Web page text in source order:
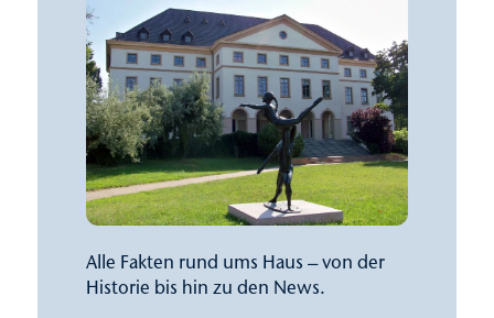
Alle Fakten rund ums Haus – von der
Historie bis hin zu den News.